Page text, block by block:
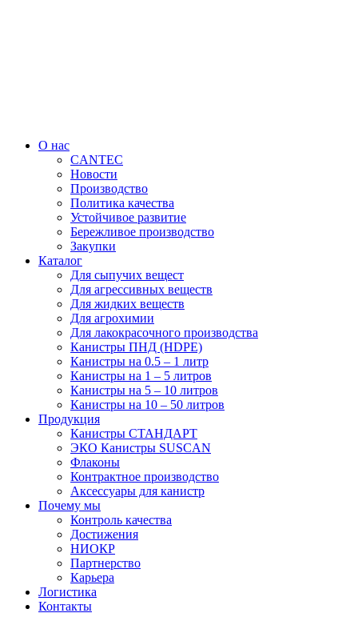
О нас
CANTEC
Новости
Производство
Политика качества
Устойчивое развитие
Бережливое производство
Закупки
Каталог
Для сыпучих вещест
Для агрессивных веществ
Для жидких веществ
Для агрохимии
Для лакокрасочного производства
Канистры ПНД (HDPE)
Канистры на 0.5 – 1 литр
Канистры на 1 – 5 литров
Канистры на 5 – 10 литров
Канистры на 10 – 50 литров
Продукция
Канистры СТАНДАРТ
ЭКО Канистры SUSCAN
Флаконы
Контрактное производство
Аксессуары для канистр
Почему мы
Контроль качества
Достижения
НИОКР
Партнерство
Карьера
Логистика
Контакты